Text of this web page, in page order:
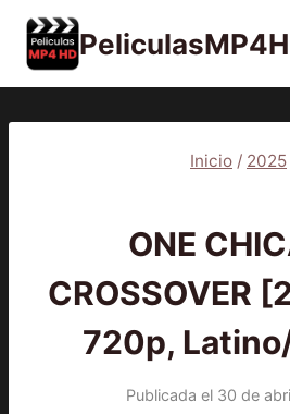
Saltar
contenido
Inicio / 2025
ONE
CROSSOVER
720p,
Publicada el 30 de